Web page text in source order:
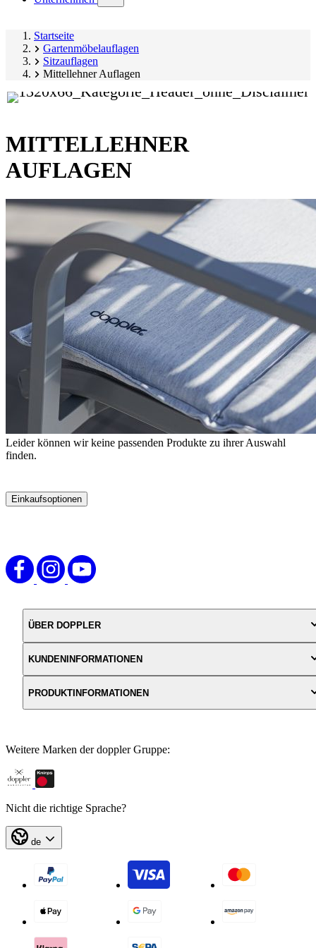
submenu)
Startseite
Gartenmöbelauflagen
Sitzauflagen
Mittellehner Auflagen
MITTELLEHNER
AUFLAGEN
Einkaufsoptionen
Leider können wir keine passenden Produkte zu ihrer Auswahl
finden.
ÜBER DOPPLER
KUNDENINFORMATIONEN
PRODUKTINFORMATIONEN
Weitere Marken der doppler Gruppe:
Nicht die richtige Sprache?
de